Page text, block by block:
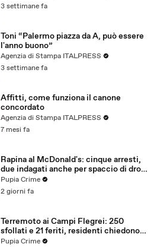
3 settimane fa
Toni “Palermo piazza da A, può essere
l'anno buono”
Agenzia di Stampa ITALPRESS
3 settimane fa
Affitti, come funziona il canone
concordato
Agenzia di Stampa ITALPRESS
7 mesi fa
Rapina al McDonald's: cinque arresti,
due indagati anche per spaccio di droga
(03.08.26)
Pupia Crime
2 giorni fa
Terremoto ai Campi Flegrei: 250
sfollati e 21 feriti, residenti chiedono
certezze sul futuro (01.08.26)
Pupia Crime